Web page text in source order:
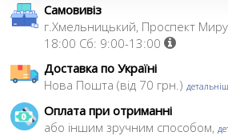
Самовивіз
г.Хмельницький, Проспект
18:00 Сб: 9:00-13:00
Доставка по Україні
Нова Пошта (від 70 грн.)
Оплата при отриманні
або іншим зручним способом,